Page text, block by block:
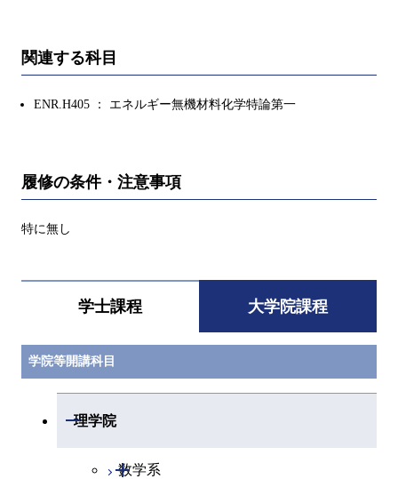
関連する科目
ENR.H405 ： エネルギー無機材料化学特論第一
履修の条件・注意事項
特に無し
学士課程 大学院課程
学院等開講科目
理学院
開閉
数学系
開閉